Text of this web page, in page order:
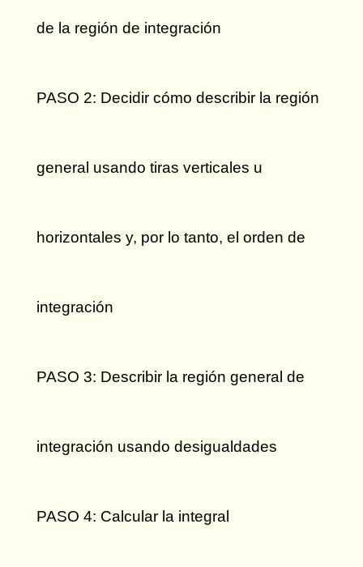
de la región de integración
PASO 2: Decidir cómo describir la región
general usando tiras verticales u
horizontales y, por lo tanto, el orden de
integración
PASO 3: Describir la región general de
integración usando desigualdades
PASO 4: Calcular la integral